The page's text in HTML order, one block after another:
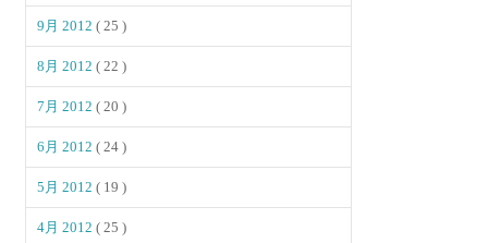
9月 2012( 25 )
8月 2012( 22 )
7月 2012( 20 )
6月 2012( 24 )
5月 2012( 19 )
4月 2012( 25 )